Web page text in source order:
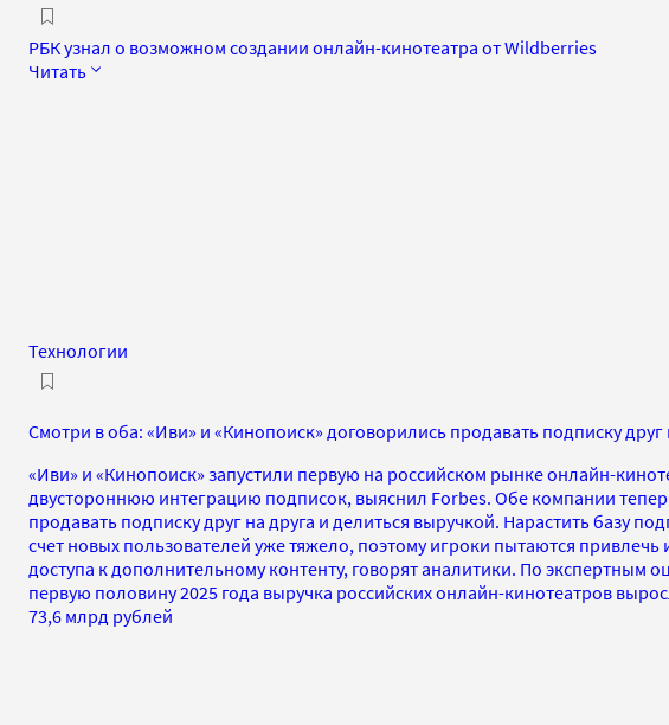
РБК узнал о возможном создании онлайн-кинотеатра от Wildberries
Читать
Технологии
Смотри в оба: «Иви» и «Кинопоиск» договорились продавать подписку друг
«Иви» и «Кинопоиск» запустили первую на российском рынке онлайн-
двустороннюю интеграцию подписок, выяснил Forbes. Обе компании
продавать подписку друг на друга и делиться выручкой. Нарастить базу
счет новых пользователей уже тяжело, поэтому игроки пытаются
доступа к дополнительному контенту, говорят аналитики. По экспертным
первую половину 2025 года выручка российских онлайн-кинотеатров
73,6 млрд рублей